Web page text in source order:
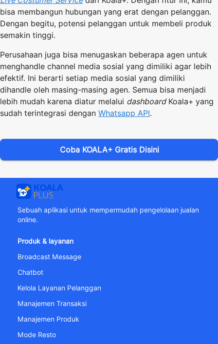
bisa membangun hubungan yang erat dengan pelanggan.
Dengan begitu, potensi pelanggan untuk membeli produk
semakin tinggi.
Perusahaan juga bisa menugaskan beberapa agen untuk
menghandle channel media sosial yang dimiliki agar lebih
efektif. Ini berarti setiap media sosial yang dimiliki
dihandle oleh masing-masing agen. Semua bisa menjadi
lebih mudah karena diatur melalui dashboardKoala+ yang
sudah terintegrasi dengan Whatsapp API.
Coba KOALA+ Gratis Disini
Sebuah aplikasi untuk mempermudah pengelolaan jualan
online.
Produk & layanan
Broadcast Message
Chatbot
Kelola Layanan Pelanggan
Manajemen Transaksi
Manajemen Produk
Mode Resto